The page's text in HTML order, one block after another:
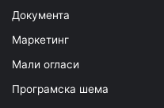
Документа
Маркетинг
Мали огласи
Програмска шема